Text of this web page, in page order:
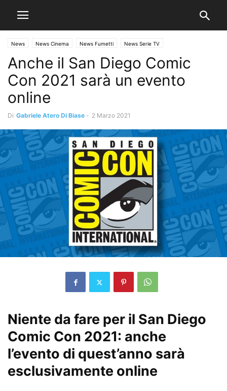
News News Cinema News Fumetti News Serie TV
Anche il San Diego Comic
Con 2021 sarà un evento
online
Di Gabriele Atero Di Biase - 2 Marzo 2021
Niente da fare per il San Diego
Comic Con 2021: anche
l’evento di quest’anno sarà
esclusivamente online